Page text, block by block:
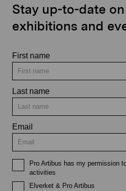
Stay up-to-date
exhibitions and
First name
Last name
Email
Pro Artibus has my permission
activities
Elverket & Pro Artibus